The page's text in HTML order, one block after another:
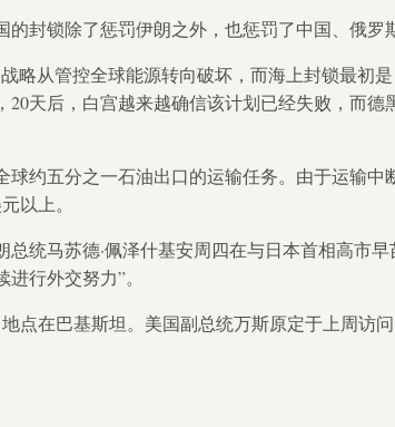
封锁除了惩罚伊朗之外，也惩罚了中国、俄罗
略从管控全球能源转向破坏，而海上封锁最初
天后，白宫越来越确信该计划已经失败，而德
约五分之一石油出口的运输任务。由于运输中
以上。
统马苏德·佩泽什基安周四在与日本首相高市
行外交努力”。
点在巴基斯坦。美国副总统万斯原定于上周访